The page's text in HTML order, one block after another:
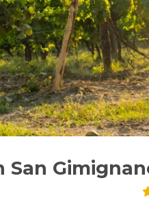
San